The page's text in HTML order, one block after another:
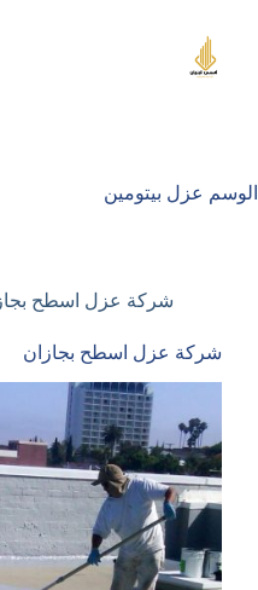
المحتوى
الوسم عزل بيتومين
شركة عزل اسطح
شركة عزل اسطح بجازان